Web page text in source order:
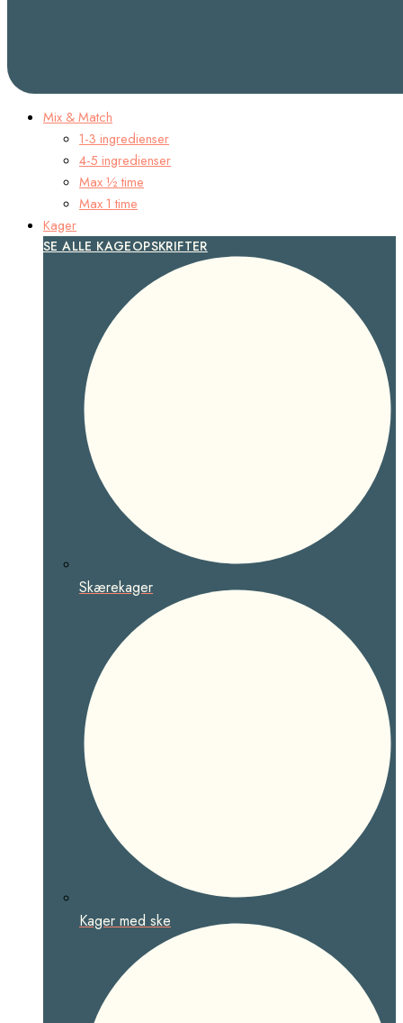
Mix & Match
1-3 ingredienser
4-5 ingredienser
Max ½ time
Max 1 time
Kager
SE ALLE KAGEOPSKRIFTER
Skærekager
Kager med ske